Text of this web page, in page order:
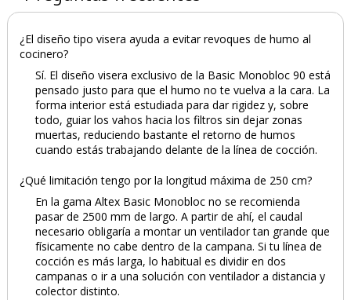
¿El diseño tipo visera ayuda a evitar revoques de humo al
cocinero?
Sí. El diseño visera exclusivo de la Basic Monobloc 90 está
pensado justo para que el humo no te vuelva a la cara. La
forma interior está estudiada para dar rigidez y, sobre
todo, guiar los vahos hacia los filtros sin dejar zonas
muertas, reduciendo bastante el retorno de humos
cuando estás trabajando delante de la línea de cocción.
¿Qué limitación tengo por la longitud máxima de 250 cm?
En la gama Altex Basic Monobloc no se recomienda
pasar de 2500 mm de largo. A partir de ahí, el caudal
necesario obligaría a montar un ventilador tan grande que
físicamente no cabe dentro de la campana. Si tu línea de
cocción es más larga, lo habitual es dividir en dos
campanas o ir a una solución con ventilador a distancia y
colector distinto.